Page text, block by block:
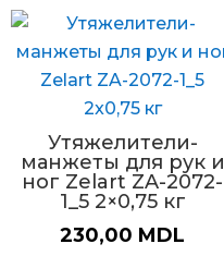
Утяжелители-
манжеты для рук и
ног Zelart ZA-2072-
1_5 2×0,75 кг
230,00 MDL